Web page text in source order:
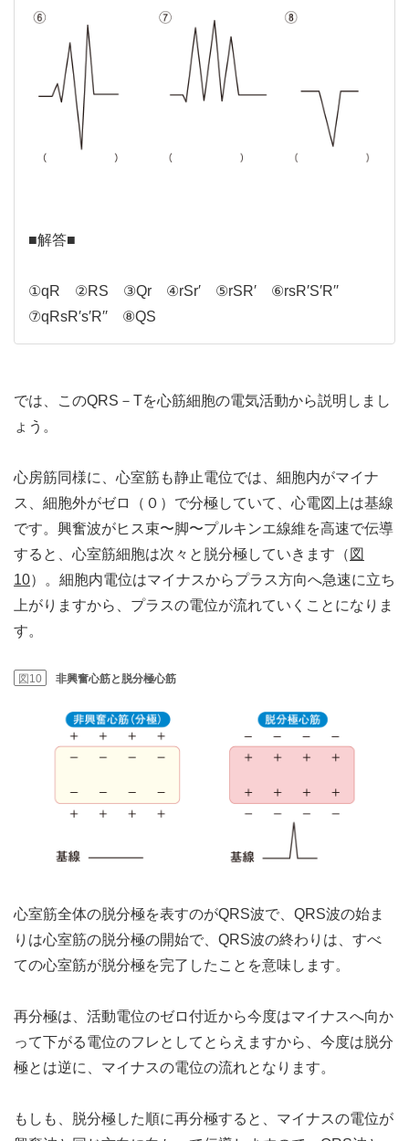
■解答■
①qR ②RS ③Qr ④rSr′ ⑤rSR′ ⑥rsR′S′R′′
⑦qRsR′s′R′′ ⑧QS
では、このQRS－Tを心筋細胞の電気活動から説明しまし
ょう。
心房筋同様に、心室筋も静止電位では、細胞内がマイナ
ス、細胞外がゼロ（０）で分極していて、心電図上は基線
です。興奮波がヒス束〜脚〜プルキンエ線維を高速で伝導
すると、心室筋細胞は次々と脱分極していきます（ 図
10）。細胞内電位はマイナスからプラス方向へ急速に立ち
上がりますから、プラスの電位が流れていくことになりま
す。
図10 非興奮心筋と脱分極心筋
心室筋全体の脱分極を表すのがQRS波で、QRS波の始ま
りは心室筋の脱分極の開始で、QRS波の終わりは、すべ
ての心室筋が脱分極を完了したことを意味します。
再分極は、活動電位のゼロ付近から今度はマイナスへ向か
って下がる電位のフレとしてとらえますから、今度は脱分
極とは逆に、マイナスの電位の流れとなります。
もしも、脱分極した順に再分極すると、マイナスの電位が